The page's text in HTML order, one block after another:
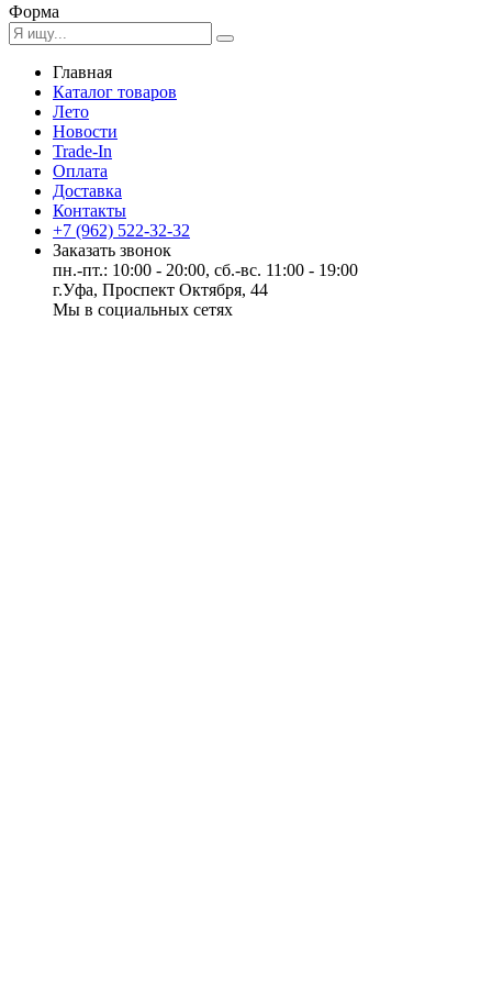
Форма
Главная
Каталог товаров
Лето
Новости
Trade-In
Оплата
Доставка
Контакты
+7 (962) 522-32-32
Заказать звонок
пн.-пт.: 10:00 - 20:00, сб.-вс. 11:00 - 19:00
г.Уфа, Проспект Октября, 44
Мы в социальных сетях